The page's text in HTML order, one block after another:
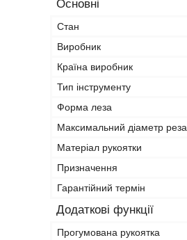
Основні
Стан
Виробник
Країна виробник
Тип інструменту
Форма леза
Максимальний діаметр реза
Матеріал рукоятки
Призначення
Гарантійний термін
Додаткові функції
Прогумована рукоятка